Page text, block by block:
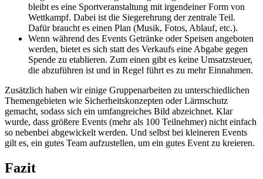
bleibt es eine Sportveranstaltung mit irgendeiner Form von
Wettkampf. Dabei ist die Siegerehrung der zentrale Teil.
Dafür braucht es einen Plan (Musik, Fotos, Ablauf, etc.).
Wenn während des Events Getränke oder Speisen angeboten
werden, bietet es sich statt des Verkaufs eine Abgabe gegen
Spende zu etablieren. Zum einen gibt es keine Umsatzsteuer,
die abzuführen ist und in Regel führt es zu mehr Einnahmen.
Zusätzlich haben wir einige Gruppenarbeiten zu unterschiedlichen
Themengebieten wie Sicherheitskonzepten oder Lärmschutz
gemacht, sodass sich ein umfangreiches Bild abzeichnet. Klar
wurde, dass größere Events (mehr als 100 Teilnehmer) nicht einfach
so nebenbei abgewickelt werden. Und selbst bei kleineren Events
gilt es, ein gutes Team aufzustellen, um ein gutes Event zu kreieren.
Fazit